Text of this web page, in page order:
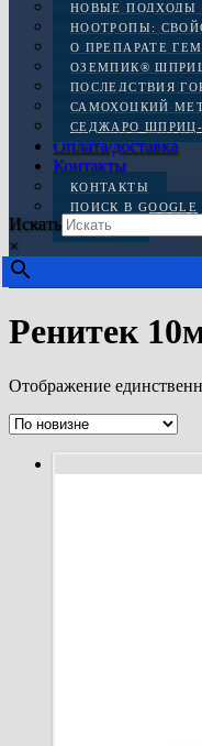
НОВЫЕ ПОДХОДЫ
НООТРОПЫ:
О ПРЕПАРАТЕ
ОЗЕМПИК®
ПОСЛЕДСТВИЯ
САМОХОЦКИЙ
СЕДЖАРО
Оплата/доставка
Контакты
КОНТАКТЫ
ПОИСК В GOOGLE
ОТЗЫВЫ
Искать
×
Ренитек
Отображение